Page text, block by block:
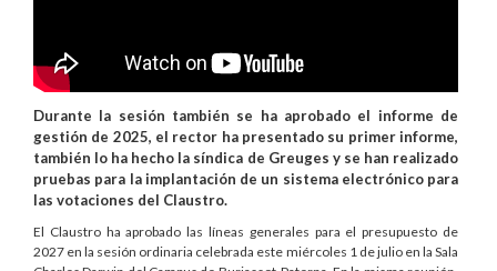
Durante la sesión también se ha aprobado el informe de
gestión de 2025, el rector ha presentado su primer informe,
también lo ha hecho la síndica de Greuges y se han realizado
pruebas para la implantación de un sistema electrónico para
las votaciones del Claustro.
El Claustro ha aprobado las líneas generales para el presupuesto de
2027 en la sesión ordinaria celebrada este miércoles 1 de julio en la Sala